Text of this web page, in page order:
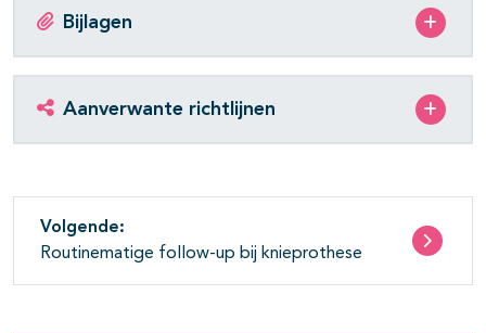
Bijlagen
Aanverwante richtlijnen
Volgende:
Routinematige follow-up bij knieprothese